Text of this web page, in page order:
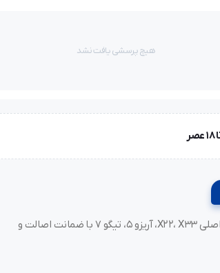
هیچ پرسشی یافت نشد
خرید لوازم یدکی MVM و مدیران خودرو، فونیکس (Fownix)، آریزو و تیگو. قطعات اصلی X22، X33، آریزو ۵، تیگو ۷ با ضمانت اصالت و